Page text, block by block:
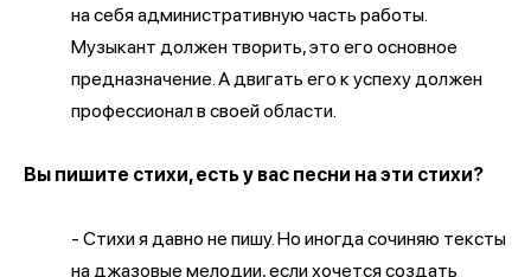
на себя административную часть работы.
Музыкант должен творить, это его основное
предназначение. А двигать его к успеху должен
профессионал в своей области.
Вы пишите стихи, есть у вас песни на эти стихи?
- Стихи я давно не пишу. Но иногда сочиняю тексты
на джазовые мелодии, если хочется создать